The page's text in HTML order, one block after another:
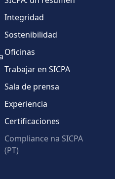
obligatorios
Integridad
Sostenibilidad
Oficinas
Trabajar en SICPA
Sala de prensa
Experiencia
Certificaciones
Compliance na SICPA
(PT)